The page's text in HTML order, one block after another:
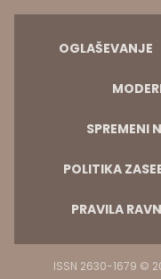
OGLAŠEVANJE
SPREMENI
POLITIKA
PRAVILA
ISSN 2630-1679 ©